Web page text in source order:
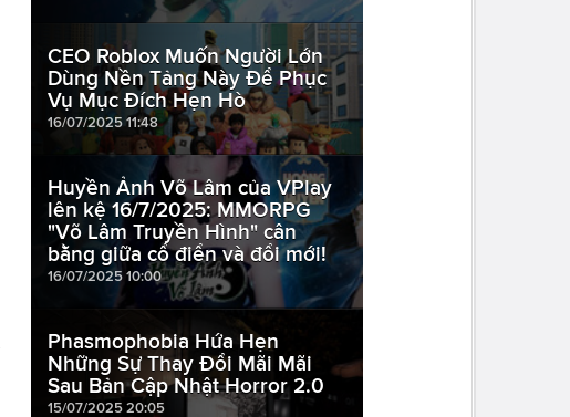
CEO Roblox Muốn Người Lớn
Dùng Nền Tảng Này Để Phục
Vụ Mục Đích Hẹn Hò
16/07/2025 11:48
Huyền Ảnh Võ Lâm của VPlay
lên kệ 16/7/2025: MMORPG
"Võ Lâm Truyền Hình" cân
bằng giữa cổ điển và đổi mới!
16/07/2025 10:00
Phasmophobia Hứa Hẹn
Những Sự Thay Đổi Mãi Mãi
Sau Bản Cập Nhật Horror 2.0
15/07/2025 20:05